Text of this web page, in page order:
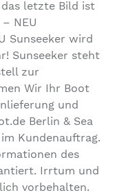
das letzte Bild ist
NEU
Sunseeker wird
Sunseeker steht
zur
Wir Ihr Boot
und
Berlin & Sea
Kundenauftrag.
des
Irrtum und
vorbehalten.